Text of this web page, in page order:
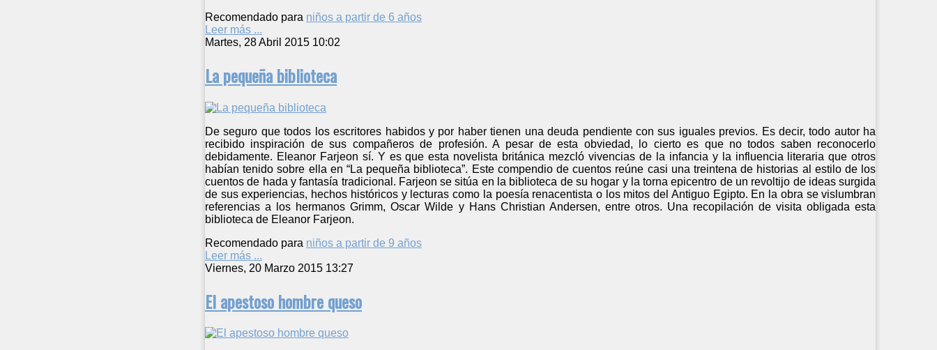
Recomendado para niños a partir de 6 años
Leer más ...
Martes, 28 Abril 2015 10:02
La pequeña biblioteca
De seguro que todos los escritores habidos y por haber tienen una deuda pendiente con sus iguales previos. Es decir, todo autor ha
recibido inspiración de sus compañeros de profesión. A pesar de esta obviedad, lo cierto es que no todos saben reconocerlo
debidamente. Eleanor Farjeon sí. Y es que esta novelista británica mezcló vivencias de la infancia y la influencia literaria que otros
habían tenido sobre ella en “La pequeña biblioteca”. Este compendio de cuentos reúne casi una treintena de historias al estilo de los
cuentos de hada y fantasía tradicional. Farjeon se sitúa en la biblioteca de su hogar y la torna epicentro de un revoltijo de ideas surgida
de sus experiencias, hechos históricos y lecturas como la poesía renacentista o los mitos del Antiguo Egipto. En la obra se vislumbran
referencias a los hermanos Grimm, Oscar Wilde y Hans Christian Andersen, entre otros. Una recopilación de visita obligada esta
biblioteca de Eleanor Farjeon.
Recomendado para niños a partir de 9 años
Leer más ...
Viernes, 20 Marzo 2015 13:27
El apestoso hombre queso